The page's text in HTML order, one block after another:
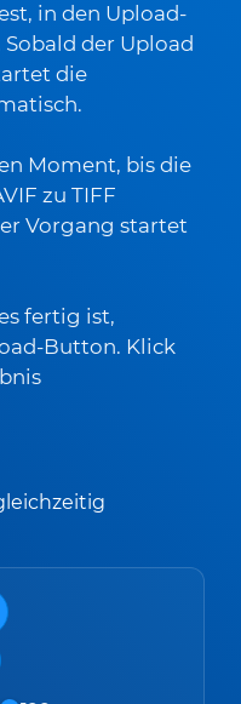
in den Upload-
der Upload
die
Moment, bis die
zu TIFF
Vorgang startet
fertig ist,
Button. Klick